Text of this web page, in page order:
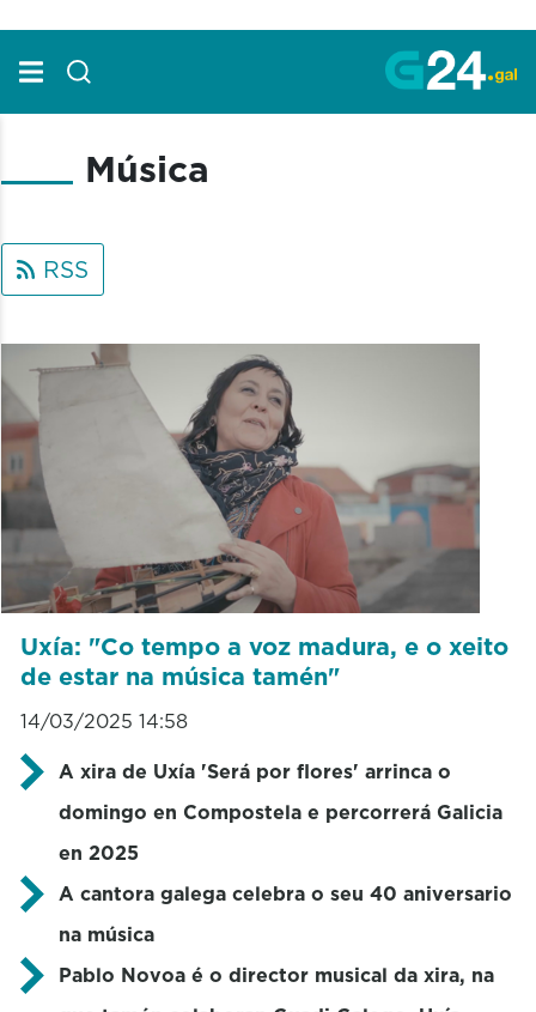
Música
RSS
Uxía: "Co tempo a voz madura, e o xeito
de estar na música tamén"
14/03/2025 14:58
A xira de Uxía 'Será por flores' arrinca o
domingo en Compostela e percorrerá Galicia
en 2025
A cantora galega celebra o seu 40 aniversario
na música
Pablo Novoa é o director musical da xira, na